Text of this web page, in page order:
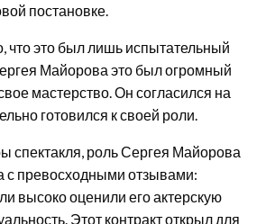
постановке.
что это был лишь испытательный
Майорова это был огромный
мастерство. Он согласился на
готовился к своей роли.
спектакля, роль Сергея Майорова
с превосходными отзывами:
высоко оценили его актерскую
Этот контракт открыл для